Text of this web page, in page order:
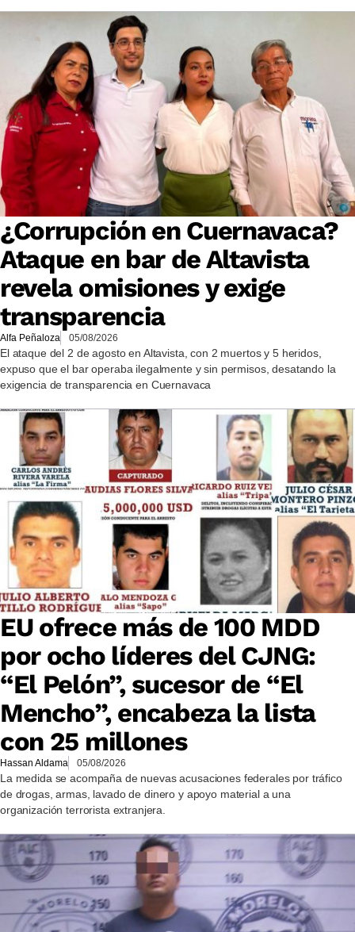
¿Corrupción en Cuernavaca?
Ataque en bar de Altavista
revela omisiones y exige
transparencia
Alfa Peñaloza 05/08/2026
El ataque del 2 de agosto en Altavista, con 2 muertos y 5 heridos,
expuso que el bar operaba ilegalmente y sin permisos, desatando la
exigencia de transparencia en Cuernavaca
EU ofrece más de 100 MDD
por ocho líderes del CJNG:
“El Pelón”, sucesor de “El
Mencho”, encabeza la lista
con 25 millones
Hassan Aldama 05/08/2026
La medida se acompaña de nuevas acusaciones federales por tráfico
de drogas, armas, lavado de dinero y apoyo material a una
organización terrorista extranjera.